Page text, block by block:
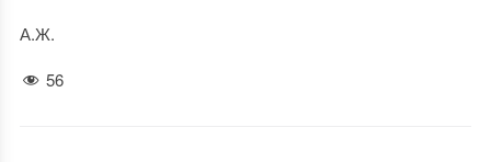
А.Ж.
56